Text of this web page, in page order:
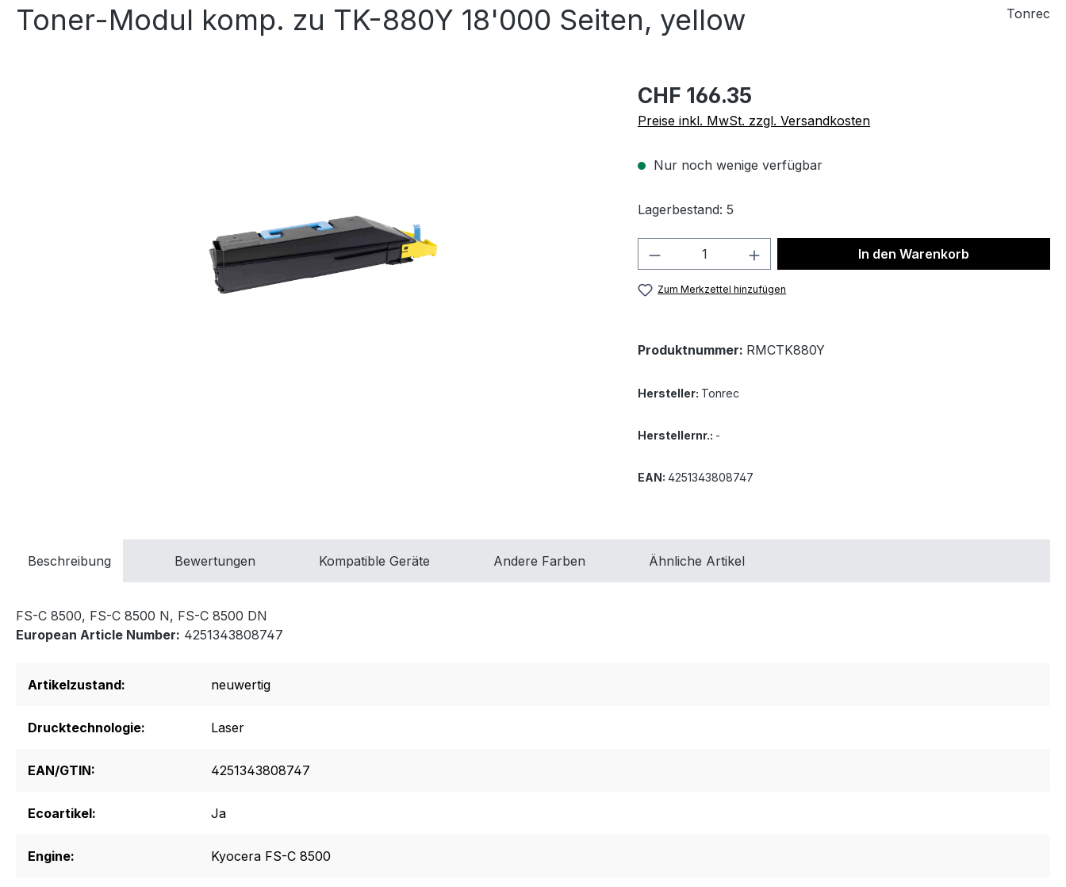
Toner-Modul komp. zu TK-880Y 18'000 Seiten, yellow Tonrec
CHF 166.35
Preise inkl. MwSt. zzgl. Versandkosten
Nur noch wenige verfügbar
Lagerbestand: 5
Produkt Anzahl: Gib den gewünschten Wert
In den Warenkorb
Zum Merkzettel hinzufügen
Produktnummer: RMCTK880Y
Hersteller: Tonrec
Herstellernr.: -
EAN: 4251343808747
Beschreibung Bewertungen Kompatible Geräte Andere Farben Ähnliche Artikel
FS-C 8500, FS-C 8500 N, FS-C 8500 DN
European Article Number: 4251343808747
Artikelzustand: neuwertig
Drucktechnologie: Laser
EAN/GTIN: 4251343808747
Ecoartikel: Ja
Engine: Kyocera FS-C 8500